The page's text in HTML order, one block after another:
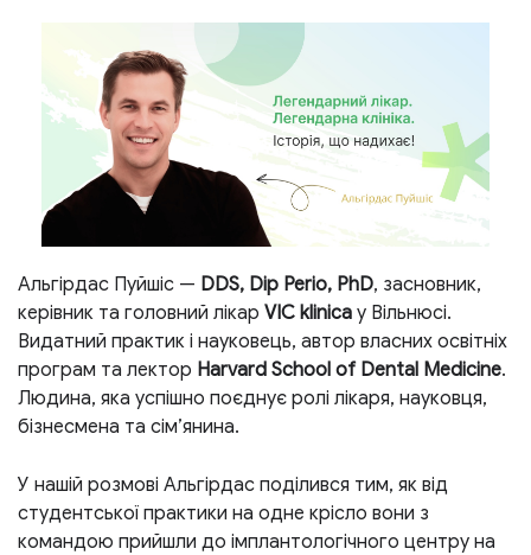
Альгірдас Пуйшіс — DDS, Dip Perio, PhD, засновник,
керівник та головний лікар VIC klinica у Вільнюсі.
Видатний практик і науковець, автор власних освітніх
програм та лектор Harvard School of Dental Medicine.
Людина, яка успішно поєднує ролі лікаря, науковця,
бізнесмена та сім’янина.
У нашій розмові Альгірдас поділився тим, як від
студентської практики на одне крісло вони з
командою прийшли до імплантологічного центру на